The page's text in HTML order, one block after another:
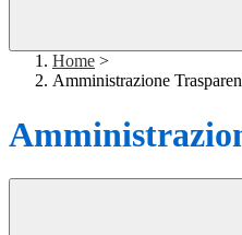
Home >
Amministrazione